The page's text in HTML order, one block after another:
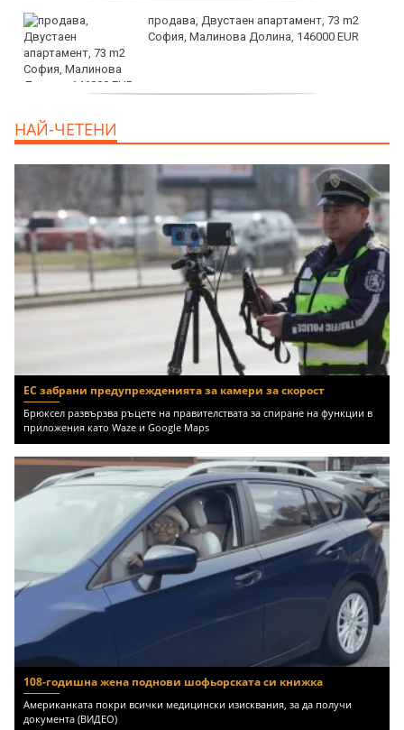
продава, Двустаен апартамент, 73 m2
София, Малинова Долина, 146000 EUR
НАЙ-ЧЕТЕНИ
ЕС забрани предупрежденията за камери за скорост
Брюксел развързва ръцете на правителствата за спиране на функции в
приложения като Waze и Google Maps
108-годишна жена поднови шофьорската си книжка
Американката покри всички медицински изисквания, за да получи
документа (ВИДЕО)